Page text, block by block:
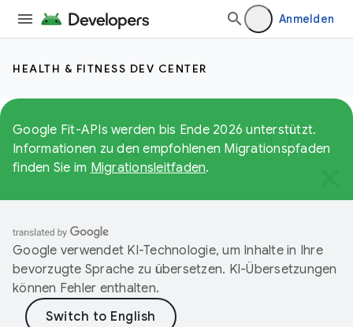
Anmelden
HEALTH & FITNESS DEV CENTER
Google Fit-APIs werden bis Ende 2026 unterstützt.
Informationen zu den empfohlenen Migrationspfaden
finden Sie im Migrationsleitfaden.
Google verwendet KI-Technologie, um Inhalte in Ihre
bevorzugte Sprache zu übersetzen. KI-Übersetzungen
können Fehler enthalten.